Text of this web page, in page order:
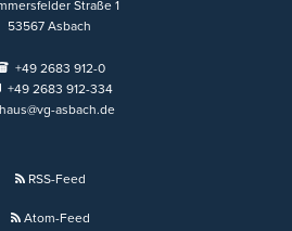
Straße 1
53567 Asbach
+49 2683 912-0
+49 2683 912-334
asbach.de
RSS-Feed
Atom-Feed